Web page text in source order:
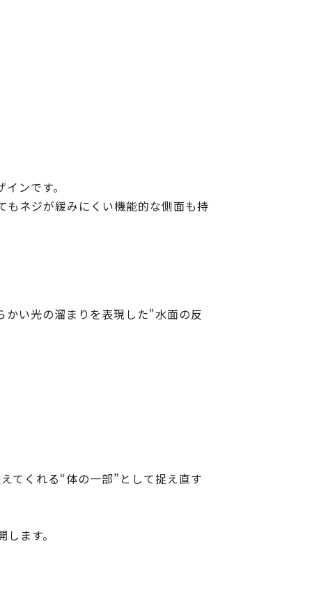
ンです。
ネジが緩みにくい機能的な側面も持
い光の溜まりを表現した"水面の反
てくれる“体の一部”として捉え直す
ます。